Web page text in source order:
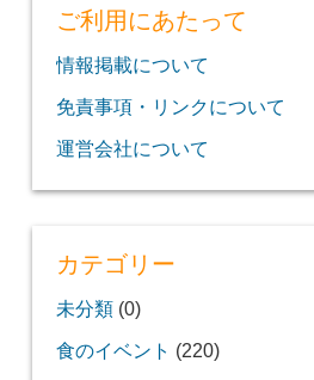
ご利用にあたって
情報掲載について
免責事項・リンクについて
運営会社について
カテゴリー
未分類(0)
食のイベント (220)